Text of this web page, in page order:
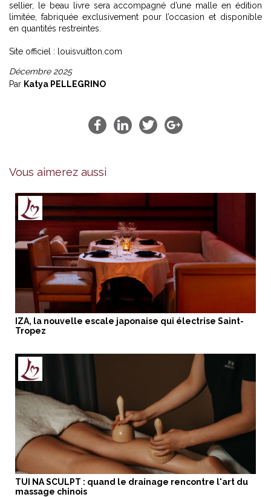
sellier, le beau livre sera accompagné d’une malle en édition
limitée, fabriquée exclusivement pour l’occasion et disponible
en quantités restreintes.
Site officiel : louisvuitton.com
Décembre 2025
Par Katya PELLEGRINO
Vous aimerez aussi
IZA, la nouvelle escale japonaise qui électrise Saint-
Tropez
TUI NA SCULPT : quand le drainage rencontre l'art du
massage chinois